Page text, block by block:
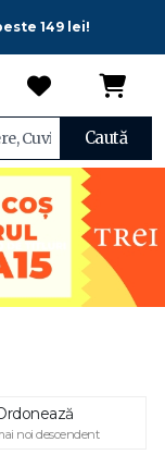
149 lei!
Caută
noi descendent